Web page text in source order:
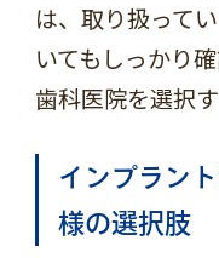
は、取り扱って
いてもしっかり
歯科医院を選択
インプラン
様の選択肢